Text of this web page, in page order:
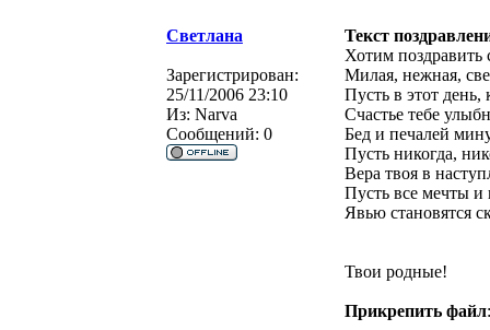
Светлана Текст
Зарегистрирован:
25/11/2006 23:10
Из: Narva
Сообщений: 0
Хотим
Милая, нежная,
Пусть в этот день,
Счастье тебе
Бед и печалей
Пусть никогда,
Вера твоя в
Пусть все мечты
Явью становятся
Твои родные!
Прикрепить файл: